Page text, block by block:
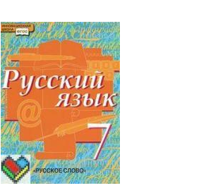
Белорусский язык
4 5 7 8
Биология
4 5 6 7 8
География
4 5 6 7 8